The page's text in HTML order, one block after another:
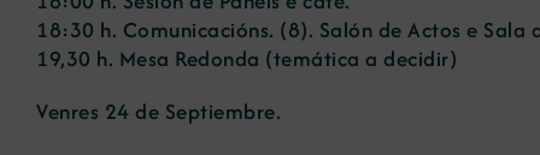
18:30 h. Comunicacións. (8). Salón de Actos e Sala
19,30 h. Mesa Redonda (temática a decidir)
Venres 24 de Septiembre.